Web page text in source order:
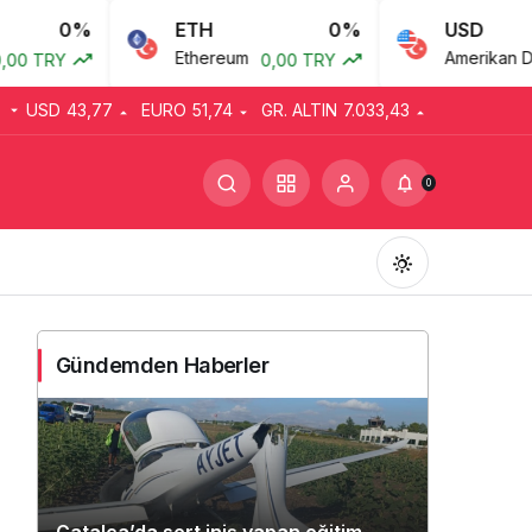
ETH 0%
Ethereum 0,00 TRY
USD
Amerikan Doları 43,77 TRY
USD 43,77 EURO 51,74 GR. ALTIN 7.033,43
0
Gündüz Modu
Gündüz modunu seçin.
Gündemden Haberler
2